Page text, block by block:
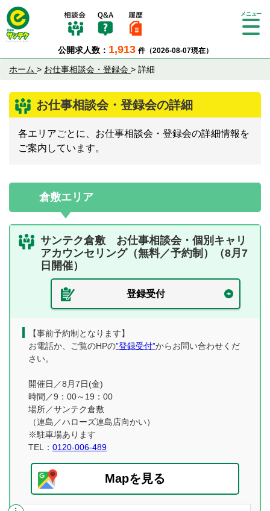
公開求人数： 1,913 件（2026-08-07現在）
Tog
ホーム > お仕事相談会・登録会 > 詳細
お仕事相談会・登録会の詳細
各エリアごとに、お仕事相談会・登録会の詳細情報を
ご案内しています。
倉敷エリア
サンテク倉敷 お仕事相談会・個別キャリ
アカウンセリング（無料／予約制）（8月7
日開催）
登録受付
【事前予約制となります】
お電話か、ご覧のHPの”登録受付”からお問い合わせくだ
さい。
開催日／8月7日(金)
時間／9：00～19：00
場所／サンテク倉敷
（連島／ハローズ連島店向かい）
※駐車場あります
TEL： 0120-006-489
Mapを見る